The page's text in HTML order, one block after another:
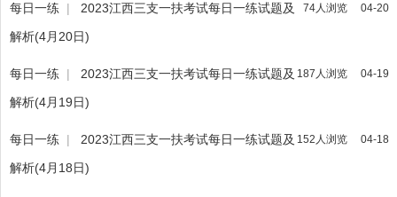
04-20
74人浏览
每日一练 |
2023江西三支一扶考试每日一练试题及
解析(4月20日)
04-19
187人浏览
每日一练 |
2023江西三支一扶考试每日一练试题及
解析(4月19日)
04-18
152人浏览
每日一练 |
2023江西三支一扶考试每日一练试题及
解析(4月18日)